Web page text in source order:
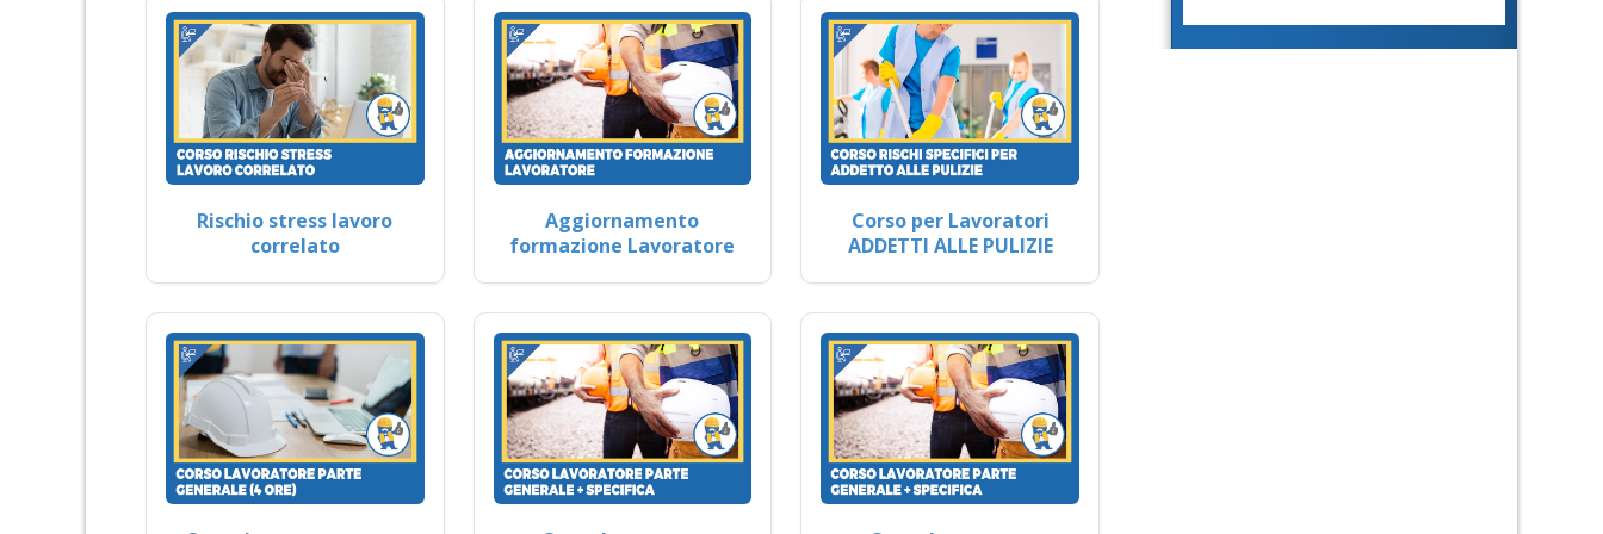
Rischio stress lavoro
correlato
Aggiornamento
formazione Lavoratore
Corso per Lavoratori
ADDETTI ALLE PULIZIE